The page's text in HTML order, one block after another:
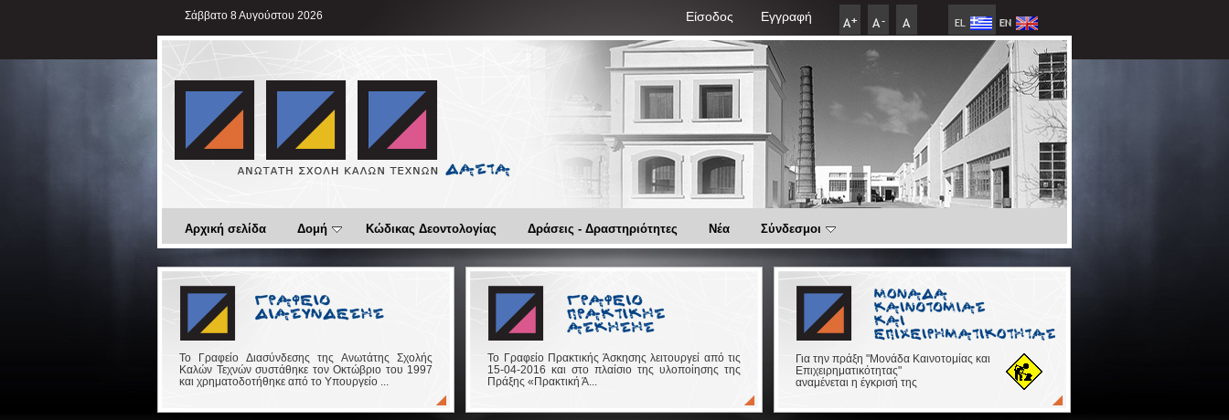
Σάββατο 8 Αυγούστου 2026 Εγγραφή
Είσοδος
Αρχική σελίδα Δομή Κώδικας Δεοντολογίας Δράσεις - Δραστηριότητες Νέα Σύνδεσμοι
Το Γραφείο Διασύνδεσης της Ανωτάτης Σχολής
Καλών Τεχνών συστάθηκε τον Οκτώβριο του 1997
και χρηματοδοτήθηκε από το Υπουργείο ...
Το Γραφείο Πρακτικής Άσκησης λειτουργεί από τις
15-04-2016 και στο πλαίσιο της υλοποίησης της
Πράξης «Πρακτική Ά...
Για την πράξη "Μονάδα Καινοτομίας και
Επιχειρηματικότητας"
αναμένεται η έγκρισή της